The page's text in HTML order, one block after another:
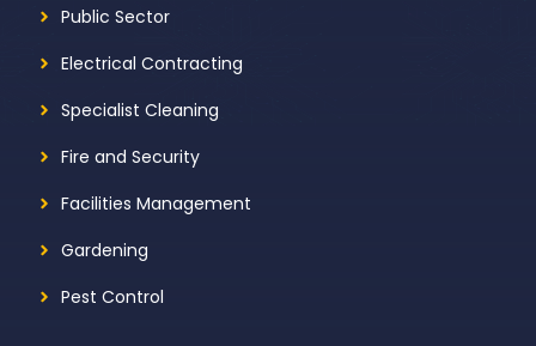
Public Sector
Electrical Contracting
Specialist Cleaning
Fire and Security
Facilities Management
Gardening
Pest Control